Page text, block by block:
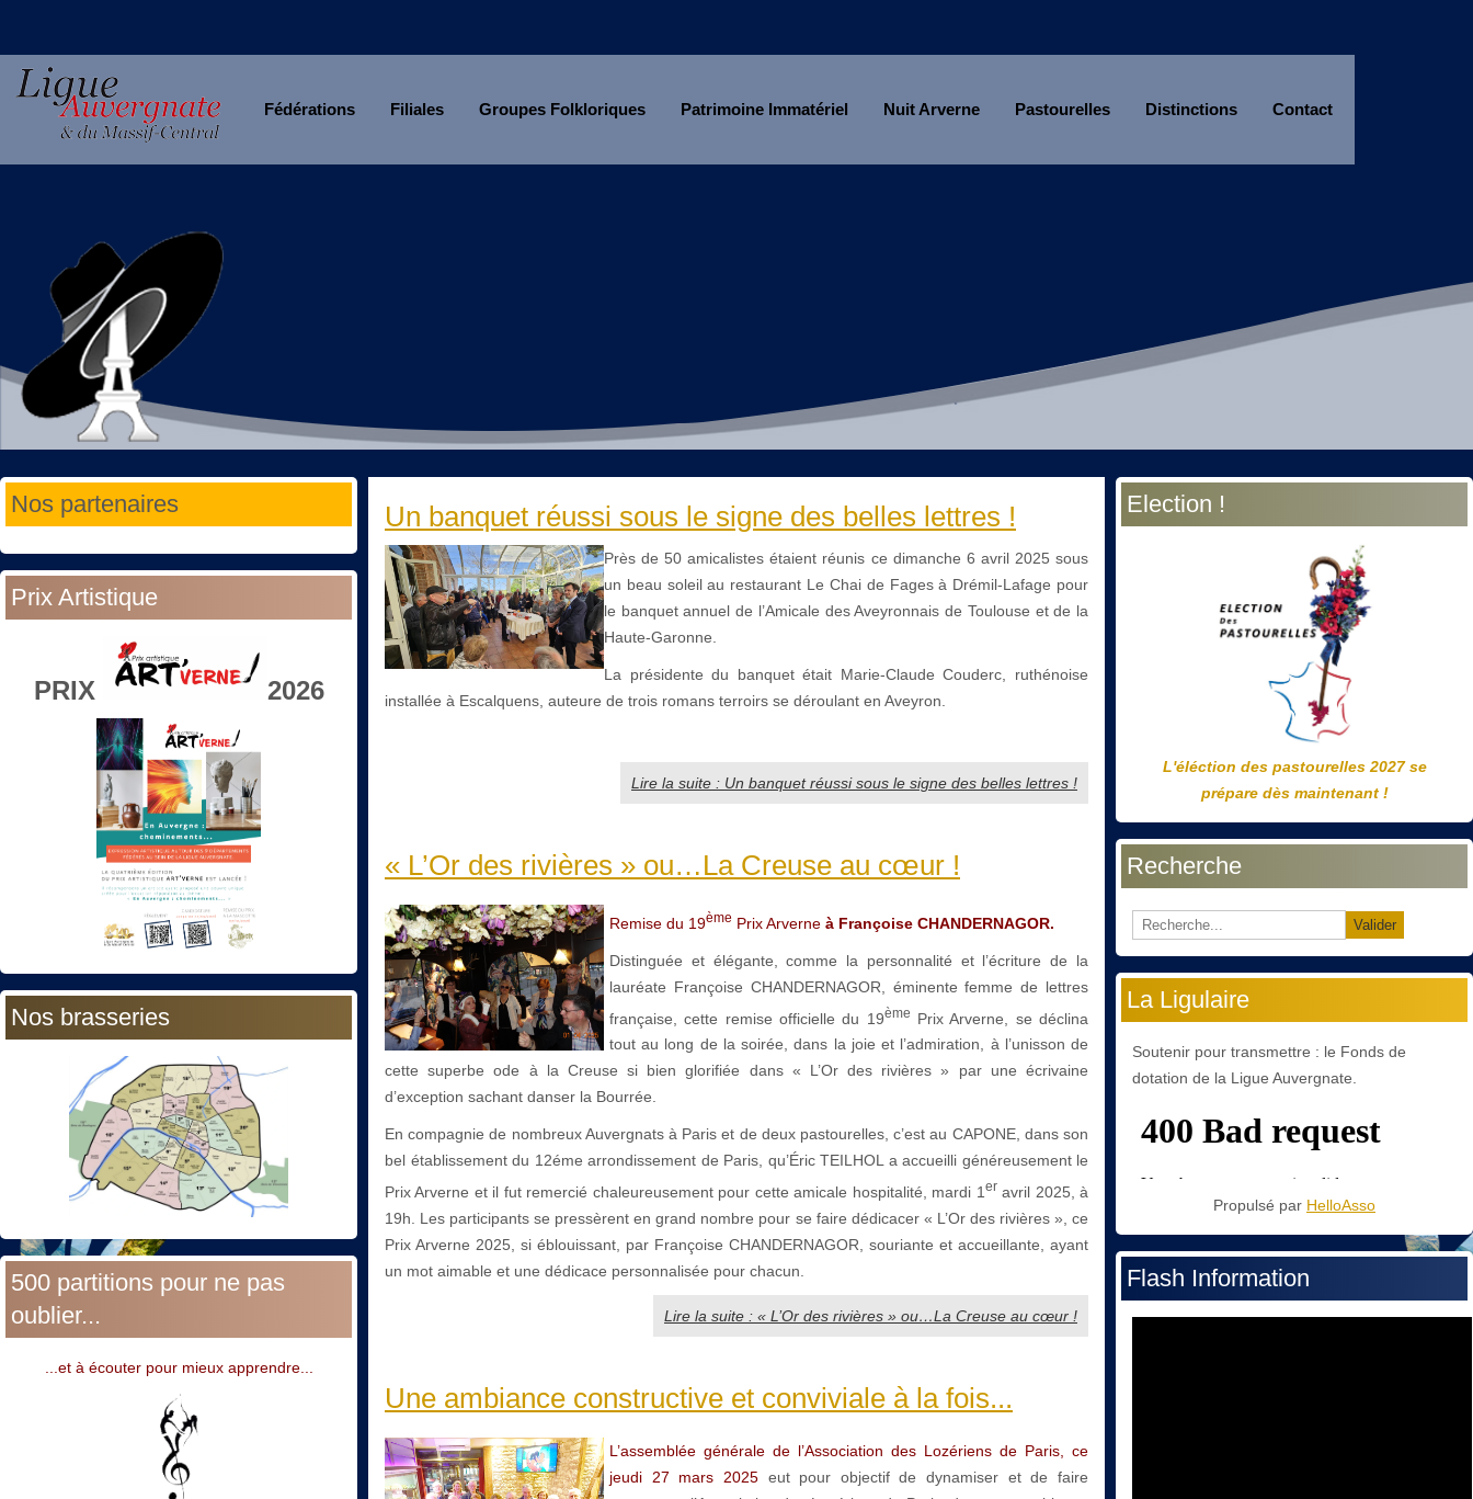
Fédérations Filiales Groupes Folkloriques Patrimoine Immatériel Nuit Arverne Pastourelles Distinctions Contact
Nos partenaires
Prix Artistique
PRIX 2026
Nos brasseries
500 partitions pour ne pas
oublier...
...et à écouter pour mieux apprendre...
Un banquet réussi sous le signe des belles lettres !
Près de 50 amicalistes étaient réunis ce dimanche 6 avril 2025 sous
un beau soleil au restaurant Le Chai de Fages à Drémil-Lafage pour
le banquet annuel de l’Amicale des Aveyronnais de Toulouse et de la
Haute-Garonne.
La présidente du banquet était Marie-Claude Couderc, ruthénoise
installée à Escalquens, auteure de trois romans terroirs se déroulant en Aveyron.
Lire la suite : Un banquet réussi sous le signe des belles lettres !
« L’Or des rivières » ou…La Creuse au cœur !
Remise du 19ème Prix Arverne à Françoise CHANDERNAGOR.
Distinguée et élégante, comme la personnalité et l’écriture de la
lauréate Françoise CHANDERNAGOR, éminente femme de lettres
française, cette remise officielle du 19ème
Prix Arverne, se déclina
tout au long de la soirée, dans la joie et l’admiration, à l’unisson de
cette superbe ode à la Creuse si bien glorifiée dans « L’Or des rivières » par une écrivaine
d’exception sachant danser la Bourrée.
En compagnie de nombreux Auvergnats à Paris et de deux pastourelles, c’est au CAPONE, dans son
bel établissement du 12éme arrondissement de Paris, qu’Éric TEILHOL a accueilli généreusement le
Prix Arverne et il fut remercié chaleureusement pour cette amicale hospitalité, mardi 1 er avril 2025, à
19h. Les participants se pressèrent en grand nombre pour se faire dédicacer « L’Or des rivières », ce
Prix Arverne 2025, si éblouissant, par Françoise CHANDERNAGOR, souriante et accueillante, ayant
un mot aimable et une dédicace personnalisée pour chacun.
Lire la suite : « L’Or des rivières » ou…La Creuse au cœur !
Une ambiance constructive et conviviale à la fois...
L’assemblée générale de l’Association des Lozériens de Paris, ce
jeudi 27 mars 2025eut pour objectif de dynamiser et de faire
Election !
L'éléction des pastourelles 2027 se
prépare dès maintenant !
Recherche
Valider
La Ligulaire
Soutenir pour transmettre : le Fonds de
dotation de la Ligue Auvergnate.
Propulsé par HelloAsso
Flash Information
Année
précédente
Mois
précédent
Année
suivante
Mois
suivant